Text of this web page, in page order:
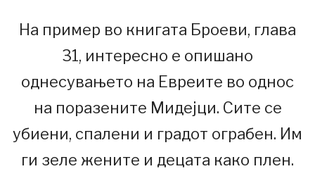
На пример во книгата Броеви, глава
31, интересно е опишано
однесувањето на Евреите во однос
на поразените Мидејци. Сите се
убиени, спалени и градот ограбен. Им
ги зеле жените и децата како плен.